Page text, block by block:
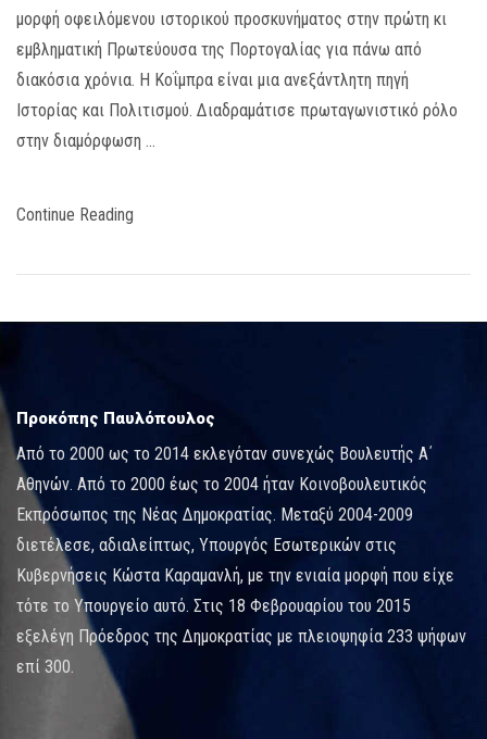
μορφή οφειλόμενου ιστορικού προσκυνήματος στην πρώτη κι
εμβληματική Πρωτεύουσα της Πορτογαλίας για πάνω από
διακόσια χρόνια. Η Κοΐμπρα είναι μια ανεξάντλητη πηγή
Ιστορίας και Πολιτισμού. Διαδραμάτισε πρωταγωνιστικό ρόλο
στην διαμόρφωση …
Continue Reading
Προκόπης Παυλόπουλος
Από το 2000 ως το 2014 εκλεγόταν συνεχώς Βουλευτής Α΄
Αθηνών. Από το 2000 έως το 2004 ήταν Κοινοβουλευτικός
Εκπρόσωπος της Νέας Δημοκρατίας. Μεταξύ 2004-2009
διετέλεσε, αδιαλείπτως, Υπουργός Εσωτερικών στις
Κυβερνήσεις Κώστα Καραμανλή, με την ενιαία μορφή που είχε
τότε το Υπουργείο αυτό. Στις 18 Φεβρουαρίου του 2015
εξελέγη Πρόεδρος της Δημοκρατίας με πλειοψηφία 233 ψήφων
επί 300.